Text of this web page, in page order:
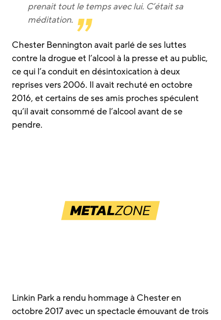
prenait tout le temps avec lui. C’était sa
méditation.
Chester Bennington avait parlé de ses luttes
contre la drogue et l’alcool à la presse et au public,
ce qui l’a conduit en désintoxication à deux
reprises vers 2006. Il avait rechuté en octobre
2016, et certains de ses amis proches spéculent
qu’il avait consommé de l’alcool avant de se
pendre.
Linkin Park a rendu hommage à Chester en
octobre 2017 avec un spectacle émouvant de trois